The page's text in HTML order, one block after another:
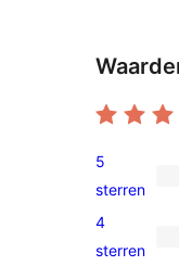
1
5
ster
5
sterren
0
4
sterren